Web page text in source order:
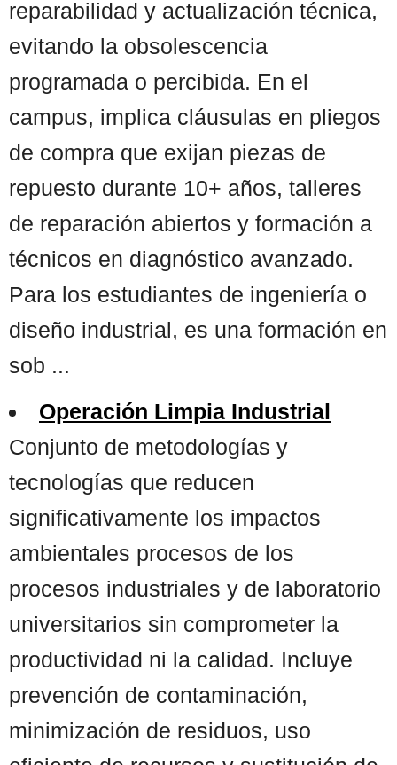
reparabilidad y actualización técnica,
evitando la obsolescencia
programada o percibida. En el
campus, implica cláusulas en pliegos
de compra que exijan piezas de
repuesto durante 10+ años, talleres
de reparación abiertos y formación a
técnicos en diagnóstico avanzado.
Para los estudiantes de ingeniería o
diseño industrial, es una formación en
sob ...
Operación Limpia Industrial
Conjunto de metodologías y
tecnologías que reducen
significativamente los impactos
ambientales procesos de los
procesos industriales y de laboratorio
universitarios sin comprometer la
productividad ni la calidad. Incluye
prevención de contaminación,
minimización de residuos, uso